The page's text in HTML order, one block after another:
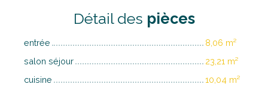
Détail des pièces
entrée
8,06 m²
salon séjour
23,21 m²
cuisine
10,04 m²